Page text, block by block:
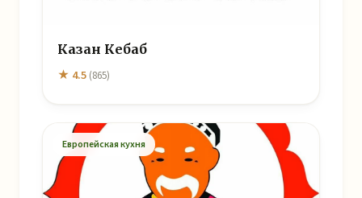
Казан Кебаб
★ 4.5 (865)
Европейская кухня